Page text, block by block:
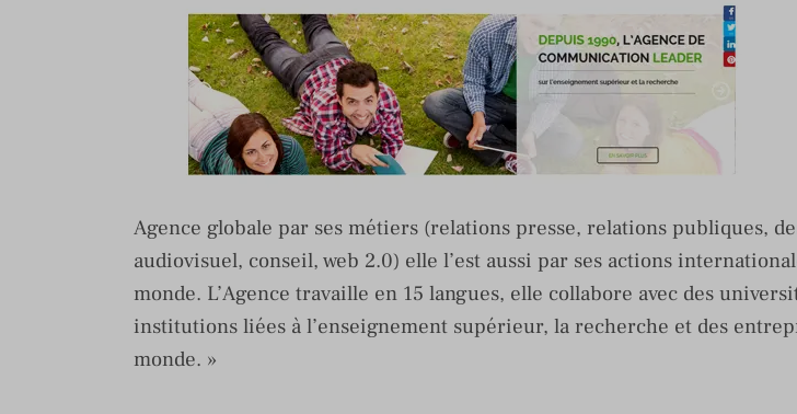
Agence globale par ses métiers (relations presse, relations publiques,
audiovisuel, conseil, web 2.0) elle l’est aussi par ses actions
monde. L’Agence travaille en 15 langues, elle collabore avec des
institutions liées à l’enseignement supérieur, la recherche et des
monde. »